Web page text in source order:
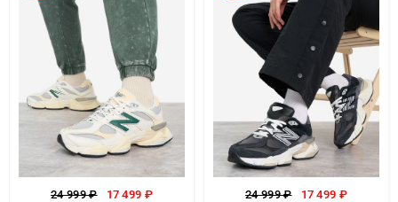
24 999 ₽ 17 499 ₽ 24 999 ₽ 17 499 ₽